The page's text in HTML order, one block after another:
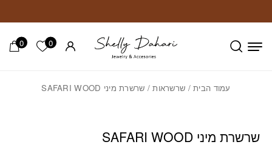
0 הרשימה
0
עמוד הבית/ שרשראות/ שרשרת מיני SAFARI WOOD
שרשרת מיני SAFARI WOOD